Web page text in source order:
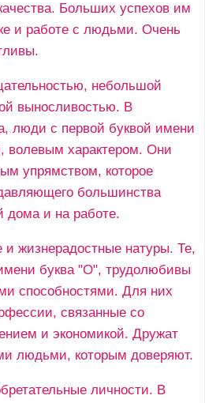
Больших успехов им
и работе с людьми. Очень
небольшой
выносливостью. В
люди с первой буквой имени
волевым характером. Они
упрямством, которое
большинства
дома и на работе.
жизнерадостные натуры. Те,
буква "О", трудолюбивы
способностями. Для них
связанные со
и экономикой. Дружат
людьми, которым доверяют.
личности. В